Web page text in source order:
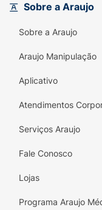
Sobre a Araujo
Sobre a Araujo
Araujo Manipulação
Aplicativo
Atendimentos
Serviços Araujo
Fale Conosco
Lojas
Programa Araujo